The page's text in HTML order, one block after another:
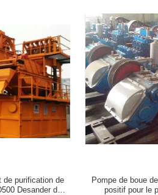
de purification de
Desander de
Pompe de boue
positif pour le